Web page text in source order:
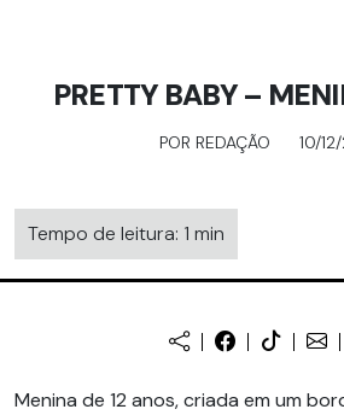
PRETTY BABY –
POR REDAÇÃO 10/
Tempo de leitura: 1 min
Menina de 12 anos, criada em um